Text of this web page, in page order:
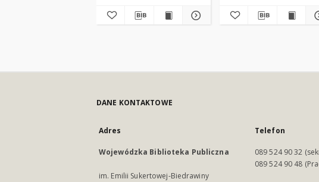
DANE KONTAKTOWE
Adres
Wojewódzka Biblioteka Publiczna
im. Emilii Sukertowej-Biedrawiny
Telefon
089 524 90 32
089 524 90 48